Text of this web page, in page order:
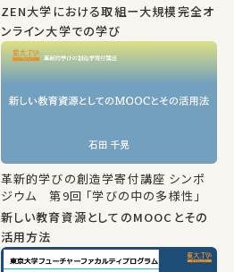
ZEN大学における取組ー大規模完全オ
ンライン大学での学び
革新的学びの創造学寄付講座 シンポ
ジウム 第9回 「学びの中の多様性」
新しい教育資源としてのMOOCとその
活用方法